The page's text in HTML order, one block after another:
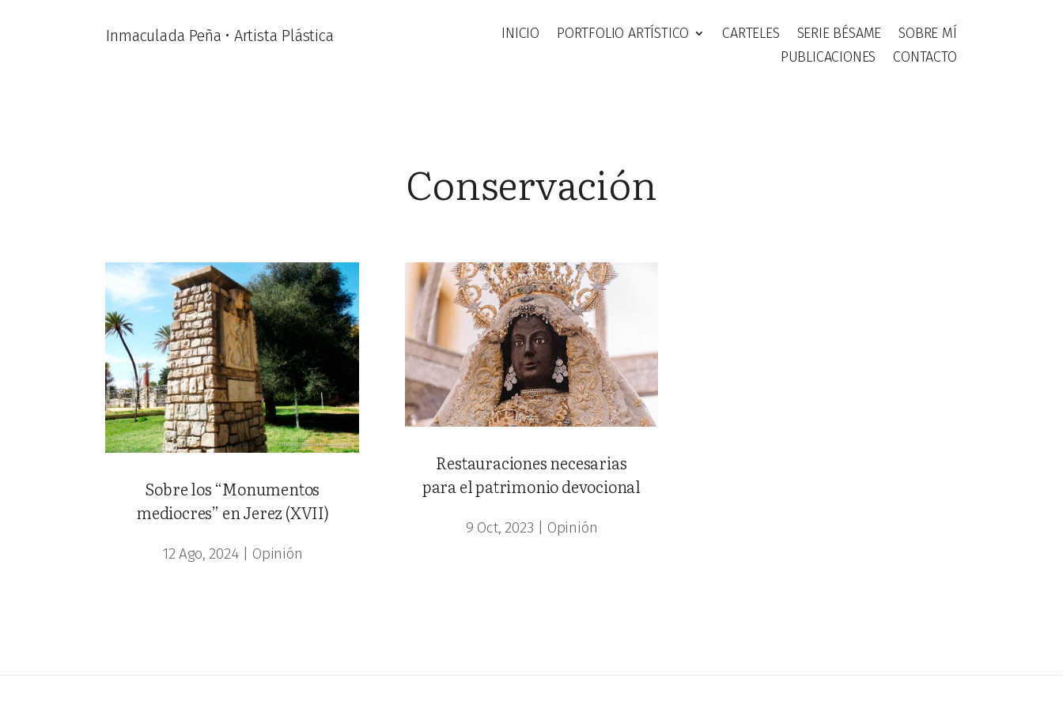
Inmaculada Peña • Artista Plástica INICIO PORTFOLIO ARTÍSTICO CARTELES SERIE BÉSAME
SOBRE MÍ
PUBLICACIONES
CONTACTO
Conservación
Sobre los “Monumentos
mediocres” en Jerez (XVII)
12 Ago, 2024| Opinión
Restauraciones necesarias
para el patrimonio devocional
9 Oct, 2023 Opinión